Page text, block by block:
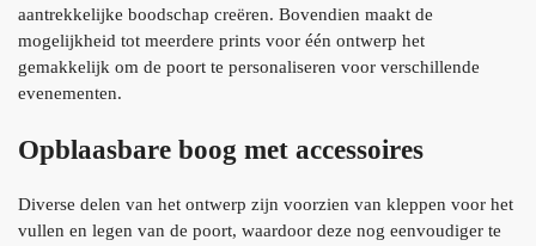
aantrekkelijke boodschap creëren. Bovendien maakt de
mogelijkheid tot meerdere prints voor één ontwerp het
gemakkelijk om de poort te personaliseren voor verschillende
evenementen.
Opblaasbare boog met accessoires
Diverse delen van het ontwerp zijn voorzien van kleppen voor het
vullen en legen van de poort, waardoor deze nog eenvoudiger te